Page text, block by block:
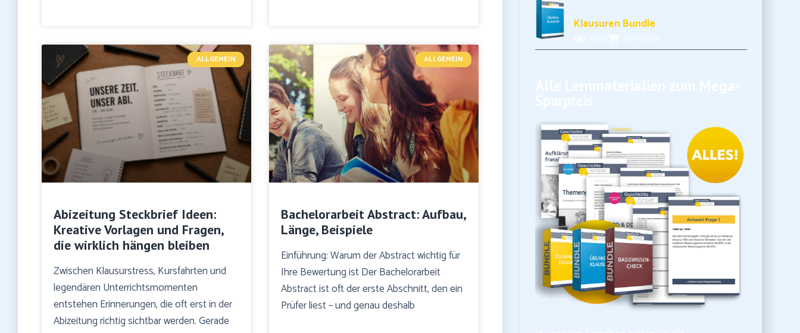
ALLGEMEIN
Abizeitung Steckbrief Ideen:
Kreative Vorlagen und Fragen,
die wirklich hängen bleiben
Zwischen Klausurstress, Kursfahrten und
legendären Unterrichtsmomenten
entstehen Erinnerungen, die oft erst in der
Abizeitung richtig sichtbar werden. Gerade
ALLGEMEIN
Bachelorarbeit Abstract: Aufbau,
Länge, Beispiele
Einführung: Warum der Abstract wichtig für
Ihre Bewertung ist Der Bachelorarbeit
Abstract ist oft der erste Abschnitt, den ein
Prüfer liest – und genau deshalb
Klausuren Bundle